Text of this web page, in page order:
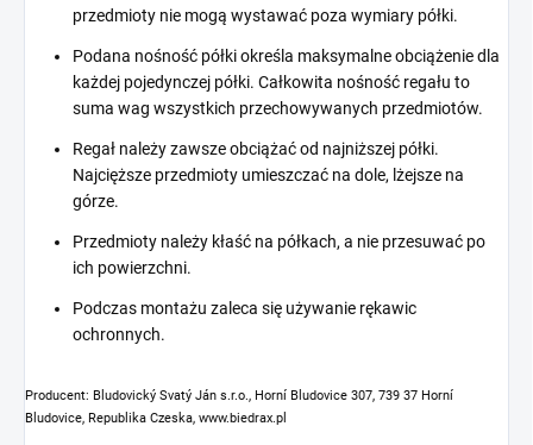
przedmioty nie mogą wystawać poza wymiary półki.
Podana nośność półki określa maksymalne obciążenie dla
każdej pojedynczej półki. Całkowita nośność regału to
suma wag wszystkich przechowywanych przedmiotów.
Regał należy zawsze obciążać od najniższej półki.
Najcięższe przedmioty umieszczać na dole, lżejsze na
górze.
Przedmioty należy kłaść na półkach, a nie przesuwać po
ich powierzchni.
Podczas montażu zaleca się używanie rękawic
ochronnych.
Producent: Bludovický Svatý Ján s.r.o., Horní Bludovice 307, 739 37 Horní
Bludovice, Republika Czeska, www.biedrax.pl